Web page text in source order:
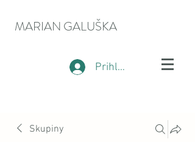
MARIAN GALUŠKA
Prihlásiť sa
Skupiny